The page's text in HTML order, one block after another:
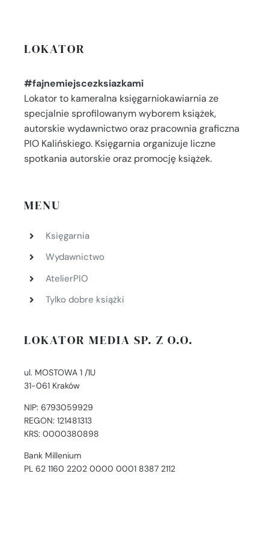
LOKATOR
#fajnemiejscezksiazkami
Lokator to kameralna księgarniokawiarnia ze
specjalnie sprofilowanym wyborem książek,
autorskie wydawnictwo oraz pracownia graficzna
PIO Kalińskiego. Księgarnia organizuje liczne
spotkania autorskie oraz promocję książek.
MENU
Księgarnia
Wydawnictwo
AtelierPIO
Tylko dobre książki
LOKATOR MEDIA SP. Z O.O.
ul. MOSTOWA 1 /1U
31-061 Kraków
NIP: 6793059929
REGON: 121481313
KRS: 0000380898
Bank Millenium
PL 62 1160 2202 0000 0001 8387 2112